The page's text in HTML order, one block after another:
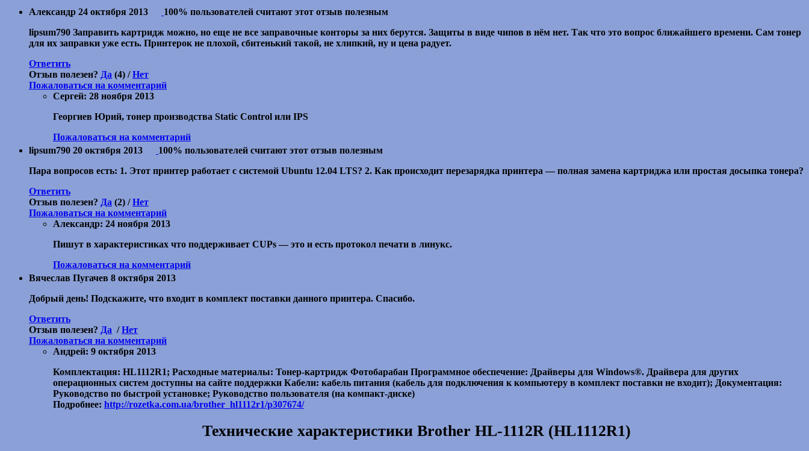
Александр 24 октября 2013
100% пользователей считают этот отзыв полезным
lipsum790 Заправить картридж можно, но еще не все заправочные конторы за них берутся. Защиты в виде чипов в нём нет. Так что это вопрос ближайшего времени. Сам тонер
для их заправки уже есть. Принтерок не плохой, сбитенький такой, не хлипкий, ну и цена радует.
Ответить
Отзыв полезен? Да (4) /Нет
Пожаловаться на комментарий
Сергей: 28 ноября 2013
Георгиев Юрий, тонер производства Static Control или IPS
Пожаловаться на комментарий
lipsum790 20 октября 2013
100% пользователей считают этот отзыв полезным
Пара вопросов есть: 1. Этот принтер работает с системой Ubuntu 12.04 LTS? 2. Как происходит перезарядка принтера — полная замена картриджа или простая досыпка тонера?
Ответить
Отзыв полезен? Да (2) /Нет
Пожаловаться на комментарий
Александр: 24 ноября 2013
Пишут в характеристиках что поддерживает CUPs — это и есть протокол печати в линукс.
Пожаловаться на комментарий
Вячеслав Пугачев 8 октября 2013
Добрый день! Подскажите, что входит в комплект поставки данного принтера. Спасибо.
Ответить
Отзыв полезен? Да /Нет
Пожаловаться на комментарий
Андрей: 9 октября 2013
Комплектация: HL1112R1; Расходные материалы: Тонер-картридж Фотобарабан Программное обеспечение: Драйверы для Windows®. Драйвера для других
операционных систем доступны на сайте поддержки Кабели: кабель питания (кабель для подключения к компьютеру в комплект поставки не входит); Документация:
Руководство по быстрой установке; Руководство пользователя (на компакт-диске)
Подробнее: http://rozetka.com.ua/brother_hl1112r1/p307674/
Технические характеристики Brother HL-1112R (HL1112R1)